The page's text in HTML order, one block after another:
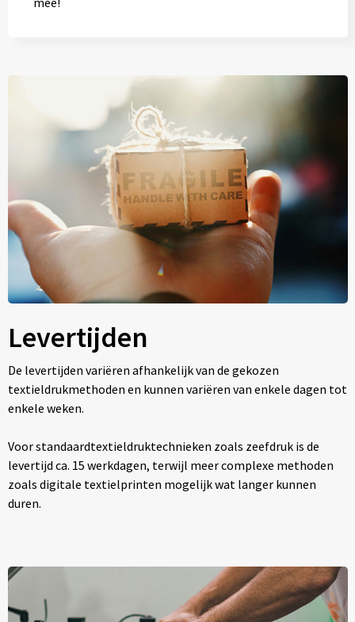
Levertijden
De levertijden variëren afhankelijk van de gekozen
textieldrukmethoden en kunnen variëren van enkele dagen tot
enkele weken.
Voor standaardtextieldruktechnieken zoals zeefdruk is de
levertijd ca. 15 werkdagen, terwijl meer complexe methoden
zoals digitale textielprinten mogelijk wat langer kunnen
duren.